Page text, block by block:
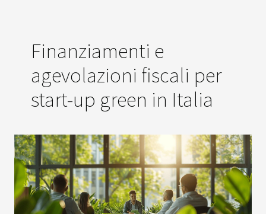
Finanziamenti e
agevolazioni fiscali per
start-up green in Italia